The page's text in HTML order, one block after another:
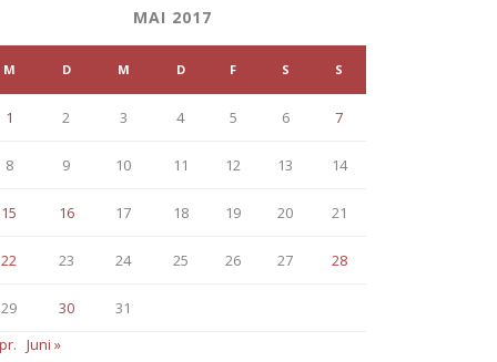
MAI 2017
M D M D F S S
1 2 3 4 5 6 7
8 9 10 11 12 13 14
15 16 17 18 19 20 21
22 23 24 25 26 27 28
29 30
31
Juni »